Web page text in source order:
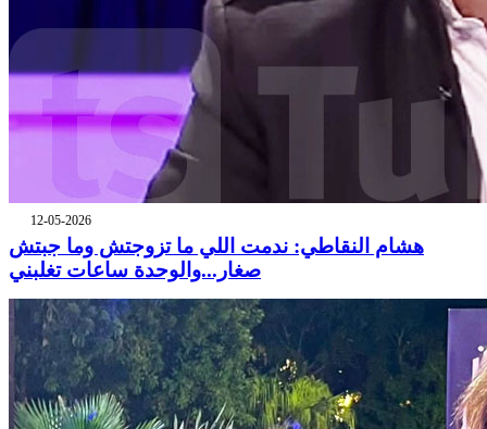
12-05-2026
هشام النقاطي: ندمت اللي ما تزوجتش وما جبتش
صغار...والوحدة ساعات تغلبني